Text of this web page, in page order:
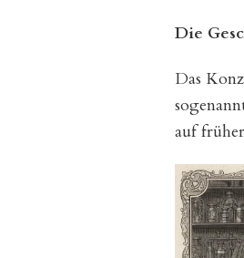
Die
Das
auf